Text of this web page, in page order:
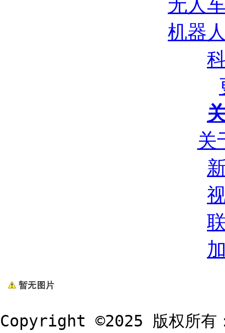
无人
机器
关
Copyright ©2025 版权所有